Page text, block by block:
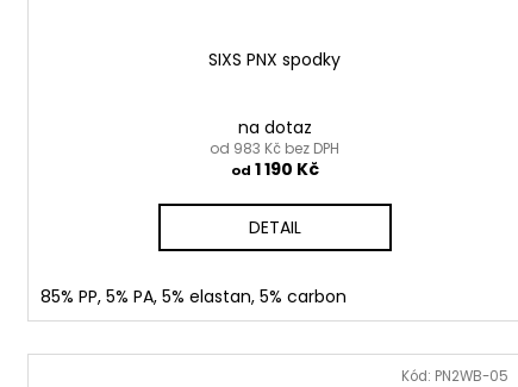
SIXS PNX spodky
na dotaz
od 983 Kč bez DPH
od 1 190 Kč
DETAIL
85% PP, 5% PA, 5% elastan, 5% carbon
Kód: PN2WB-05